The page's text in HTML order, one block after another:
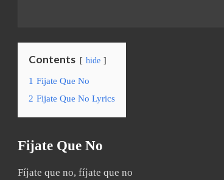
Contents hide
1 Fijate Que No
2 Fijate Que No Lyrics
Fijate Que No
Fíjate que no, fíjate que no